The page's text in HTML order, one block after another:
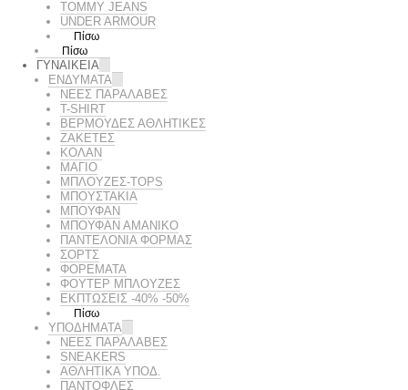
TOMMY JEANS
UNDER ARMOUR
Πίσω
Πίσω
ΓΥΝΑΙΚΕΙΑ
ΕΝΔΥΜΑΤΑ
ΝΕΕΣ ΠΑΡΑΛΑΒΕΣ
T-SHIRT
ΒΕΡΜΟΥΔΕΣ ΑΘΛΗΤΙΚΕΣ
ΖΑΚΕΤΕΣ
ΚΟΛΑΝ
ΜΑΓΙΟ
ΜΠΛΟΥΖΕΣ-TOPS
ΜΠΟΥΣΤΑΚΙΑ
ΜΠΟΥΦΑΝ
ΜΠΟΥΦΑΝ ΑΜΑΝΙΚΟ
ΠΑΝΤΕΛΟΝΙΑ ΦΟΡΜΑΣ
ΣΟΡΤΣ
ΦΟΡΕΜΑΤΑ
ΦΟΥΤΕΡ ΜΠΛΟΥΖΕΣ
ΕΚΠΤΏΣΕΙΣ -40% -50%
Πίσω
ΥΠΟΔΗΜΑΤΑ
ΝΕΕΣ ΠΑΡΑΛΑΒΕΣ
SNEAKERS
ΑΘΛΗΤΙΚΑ ΥΠΟΔ.
ΠΑΝΤΟΦΛΕΣ